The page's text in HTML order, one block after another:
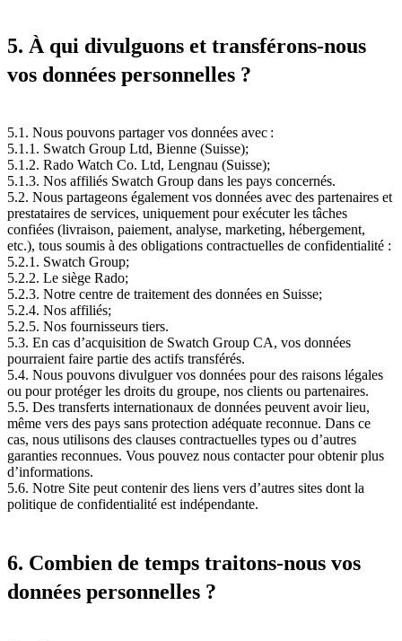
5. À qui divulguons et transférons-nous
vos données personnelles ?
5.1. Nous pouvons partager vos données avec :
5.1.1. Swatch Group Ltd, Bienne (Suisse);
5.1.2. Rado Watch Co. Ltd, Lengnau (Suisse);
5.1.3. Nos affiliés Swatch Group dans les pays concernés.
5.2. Nous partageons également vos données avec des partenaires et
prestataires de services, uniquement pour exécuter les tâches
confiées (livraison, paiement, analyse, marketing, hébergement,
etc.), tous soumis à des obligations contractuelles de confidentialité :
5.2.1. Swatch Group;
5.2.2. Le siège Rado;
5.2.3. Notre centre de traitement des données en Suisse;
5.2.4. Nos affiliés;
5.2.5. Nos fournisseurs tiers.
5.3. En cas d’acquisition de Swatch Group CA, vos données
pourraient faire partie des actifs transférés.
5.4. Nous pouvons divulguer vos données pour des raisons légales
ou pour protéger les droits du groupe, nos clients ou partenaires.
5.5. Des transferts internationaux de données peuvent avoir lieu,
même vers des pays sans protection adéquate reconnue. Dans ce
cas, nous utilisons des clauses contractuelles types ou d’autres
garanties reconnues. Vous pouvez nous contacter pour obtenir plus
d’informations.
5.6. Notre Site peut contenir des liens vers d’autres sites dont la
politique de confidentialité est indépendante.
6. Combien de temps traitons-nous vos
données personnelles ?